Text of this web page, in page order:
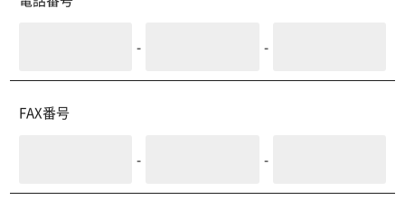
- -
FAX番号
- -